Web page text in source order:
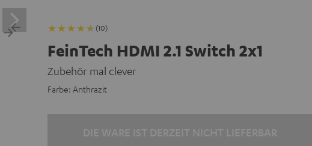
(10)
FeinTech HDMI 2.1 Switch 2x1
Zubehör mal clever
Farbe: Anthrazit